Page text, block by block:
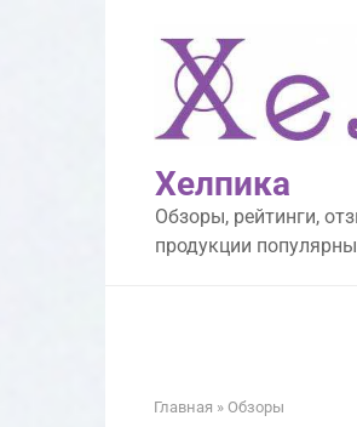
Хелпика
Обзоры, рейтинги,
продукции
Главная » Обзоры